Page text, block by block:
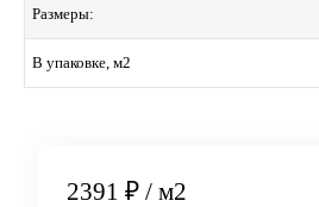
Размеры:
В упаковке, м2
2391 ₽ / м2